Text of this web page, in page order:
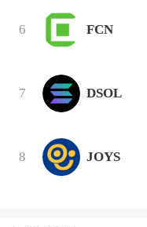
6 FCN
7 DSOL
8 JOYS